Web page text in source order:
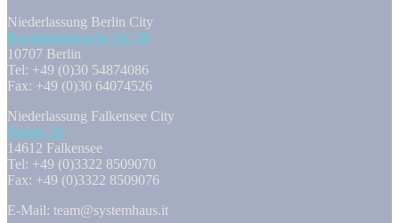
Niederlassung Berlin City
Brandenburgische Str. 38
10707 Berlin
Tel: +49 (0)30 54874086
Fax: +49 (0)30 64074526
Niederlassung Falkensee City
Poststr. 26
14612 Falkensee
Tel: +49 (0)3322 8509070
Fax: +49 (0)3322 8509076
E-Mail: team@systemhaus.it